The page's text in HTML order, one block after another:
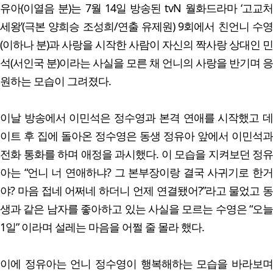
유아(이열음 분)는 7월 14일 방송된 tvN 월화드라마 ‘고교처
세왕’(극본 양희승 조성희/연출 유제원) 9회에서 친언니 수영
(이하나 분)과 사랑을 시작한 사람이 자신의 짝사랑 상대인 민
석(서인국 분)이라는 사실을 모른 채 언니의 사랑을 반기며 응
원하는 모습이 그려졌다.
이날 방송에서 이민석은 정수영과 본격 연애를 시작했고 데
이트 후 집에 돌아온 정수영은 동생 정유아 앞에서 이민석과
전화 통화를 하며 애정을 과시했다. 이 모습을 지켜보던 정유
아는 “언니 너 연애하냐? 그 본부장이랑 결국 사귀기로 한거
야? 마음 접네 어쩌네 하더니 언제 연결됐어?”라고 물었고 동
생과 같은 남자를 좋아하고 있는 사실을 모르는 수영은 “오늘
1일” 이라며 설레는 마음을 어쩔 줄 몰라 했다.
이에 정유아는 언니 정수영이 행복해하는 모습을 바라보며